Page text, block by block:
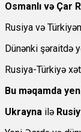
Osmanlı və Çar
Rusiya və
Dünənki şəraitdə
Rusiya-Türkiyə
Bu məqamda
Ukrayna ilə